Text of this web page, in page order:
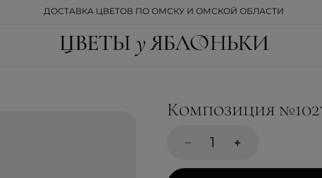
ДОСТАВКА ЦВЕТОВ ПО ОМСКУ И ОМСКОЙ ОБЛАСТИ
Композиция